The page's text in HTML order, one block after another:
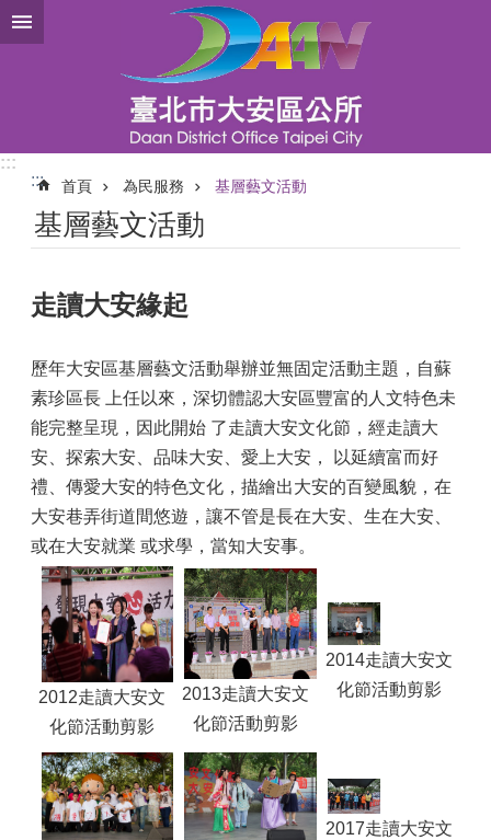
跳到主要內容區塊
:::
:::
首頁 為民服務 基層藝文活動
基層藝文活動
走讀大安緣起
歷年大安區基層藝文活動舉辦並無固定活動主題，自蘇
素珍區長 上任以來，深切體認大安區豐富的人文特色未
能完整呈現，因此開始 了走讀大安文化節，經走讀大
安、探索大安、品味大安、愛上大安， 以延續富而好
禮、傳愛大安的特色文化，描繪出大安的百變風貌，在
大安巷弄街道間悠遊，讓不管是長在大安、生在大安、
或在大安就業 或求學，當知大安事。
2012走讀大安文
化節活動剪影
2013走讀大安文
化節活動剪影
2014走讀大安文
化節活動剪影
2017走讀大安文